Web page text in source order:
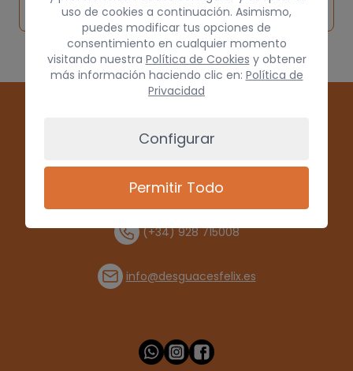
origen
pieza
por
(+34) 928 715008
info@desguacesfelix.es
uso de cookies a continuación. Asimismo,
puedes modificar tus opciones de
consentimiento en cualquier momento
visitando nuestra Política de Cookies y obtener
más información haciendo clic en: Política de
Privacidad
Configurar
Permitir Todo